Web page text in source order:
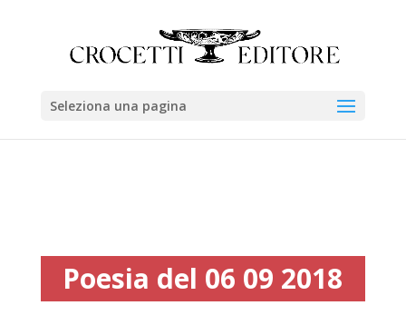
Seleziona una pagina
Poesia del 06 09 2018